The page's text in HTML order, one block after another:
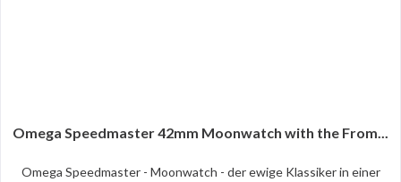
Omega Speedmaster 42mm Moonwatch with the From...
Omega Speedmaster - Moonwatch - der ewige Klassiker in einer